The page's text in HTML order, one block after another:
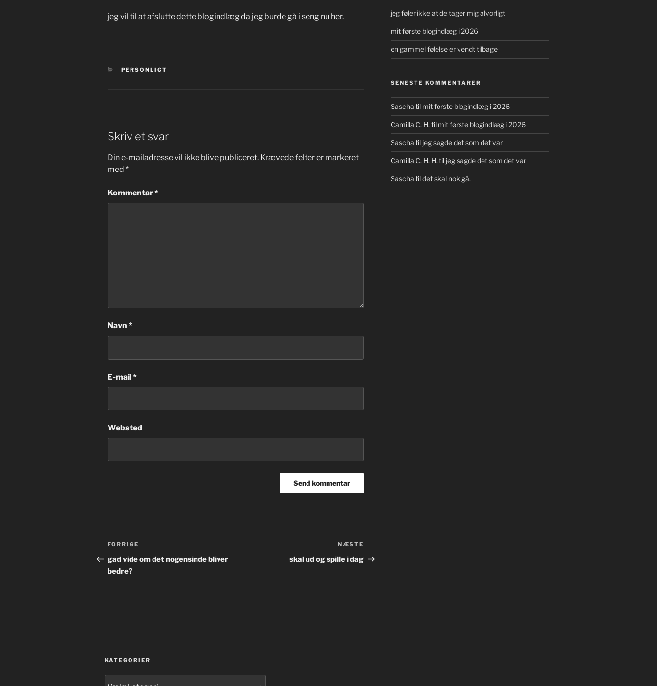
jeg vil til at afslutte dette blogindlæg da jeg burde gå i seng nu her.
KATEGORIER
PERSONLIGT
Skriv et svar
Din e-mailadresse vil ikke blive publiceret. Krævede felter er markeret
med *
Kommentar*
Navn *
E-mail*
Websted
Indlægsnavigation
Forrige
indlæg
FORRIGE
gad vide om det nogensinde bliver
bedre?
indlæg
NÆSTE
skal ud og spille i dag
jeg føler ikke at de tager mig alvorligt
mit første blogindlæg i 2026
en gammel følelse er vendt tilbage
SENESTE KOMMENTARER
Sascha til mit første blogindlæg i 2026
Camilla C. H. til mit første blogindlæg i 2026
Sascha til jeg sagde det som det var
Camilla C. H. H. til jeg sagde det som det var
Sascha tildet skal nok gå.
KATEGORIER